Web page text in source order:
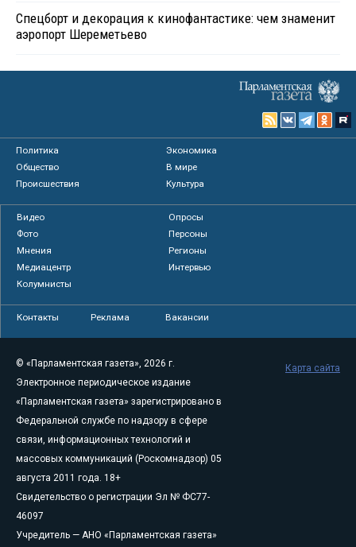
Спецборт и декорация к кинофантастике: чем знаменит
аэропорт Шереметьево
Политика
Экономика
Общество
В мире
Происшествия
Культура
Видео
Опросы
Фото
Персоны
Мнения
Регионы
Медиацентр
Интервью
Колумнисты
Контакты Реклама Вакансии
© «Парламентская газета», 2026 г.
Электронное периодическое издание
«Парламентская газета» зарегистрировано в
Федеральной службе по надзору в сфере
связи, информационных технологий и
массовых коммуникаций (Роскомнадзор) 05
августа 2011 года. 18+
Свидетельство о регистрации Эл № ФС77-
46097
Учредитель — АНО «Парламентская газета»
Карта сайта